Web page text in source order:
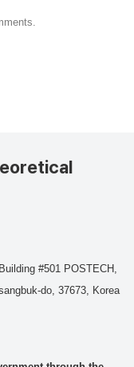
#501 POSTECH,
do, 37673, Korea